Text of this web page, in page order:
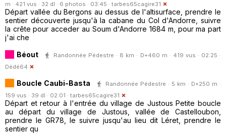
m · 421 vus · 32 dl · 6 photos · 03:45 · tarbes65cagire31
Départ vallée du Bergons au dessus de l'altisurface, prendre le
sentier découverte jusqu'à la cabane du Col d'Andorre, suivre
la crête pour acceder au Soum d'Andorre 1684 m, pour ma part
j'ai che
Béout
Randonnée Pédestre · 8 km · D+460 m · 419 vus · 02:25 ·
Dédé64
Boucle Caubi-Basta
Randonnée Pédestre · 5 km · D+250 m ·
159 vus · 39 dl · 02:01 · tarbes65cagire31
Départ et retour à l'entrée du village de Justous Petite boucle
au départ du village de Justous, vallée de Castelloubon,
prendre le GR78, le suivre jusqu'au lieu dit Léret, prendre le
sentier qu